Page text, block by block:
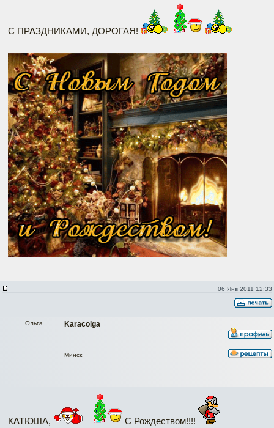
С ПРАЗДНИКАМИ, ДОРОГАЯ!
06 Янв 2011 12:33
Karacolga
Ольга
Минск
КАТЮША, С Рождеством!!!!